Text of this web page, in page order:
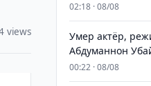
views
02:18 · 08/08
Умер актёр,
Абдуманнон
00:22 · 08/08